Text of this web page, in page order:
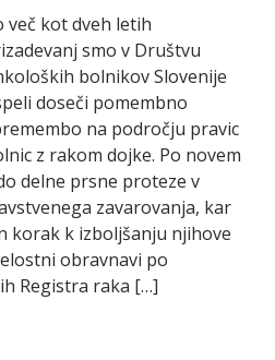
več kot dveh letih
smo v Društvu
bolnikov Slovenije
doseči pomembno
na področju pravic
z rakom dojke. Po novem
delne prsne proteze v
zavarovanja, kar
korak k izboljšanju njihove
obravnavi po
Registra raka […]